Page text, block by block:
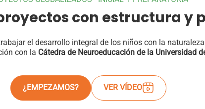
con estructura y
el desarrollo integral de los niños con la
con la Cátedra de Neuroeducación de la Universidad
¿EMPEZAMOS? VER VÍDEO